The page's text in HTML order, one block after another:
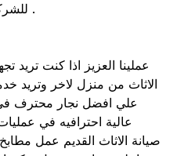
للشركات والمكاتب والمراكز التجارية .
عملينا العزيز اذا كنت تريد
الاثاث من منزل لاخر وتريد
علي افضل نجار محترف في
عالية احترافيه في
صيانة الاثاث القديم عمل